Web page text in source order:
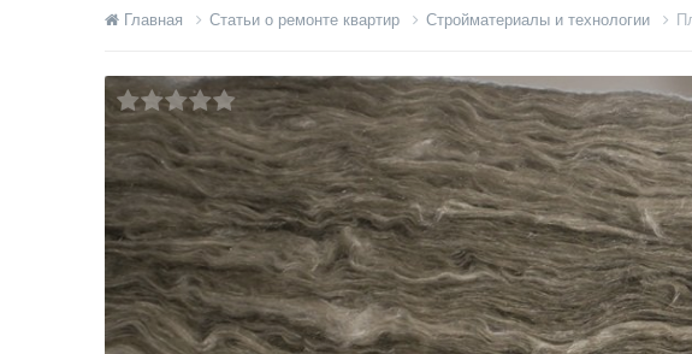
Главная Статьи о ремонте квартир Стройматериалы и технологии